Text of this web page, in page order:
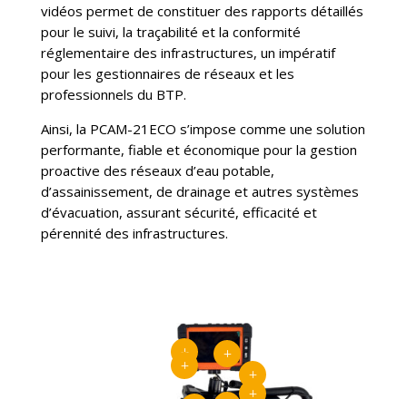
vidéos permet de constituer des rapports détaillés
pour le suivi, la traçabilité et la conformité
réglementaire des infrastructures, un impératif
pour les gestionnaires de réseaux et les
professionnels du BTP.
Ainsi, la PCAM-21ECO s’impose comme une solution
performante, fiable et économique pour la gestion
proactive des réseaux d’eau potable,
d’assainissement, de drainage et autres systèmes
d’évacuation, assurant sécurité, efficacité et
pérennité des infrastructures.
L
L
L
L
L